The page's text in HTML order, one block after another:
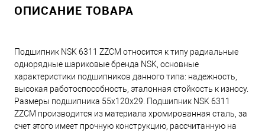
ОПИСАНИЕ ТОВАРА
Подшипник NSK 6311 ZZCM относится к типу радиальные
однорядные шариковые бренда NSK, основные
характеристики подшипников данного типа: надежность,
высокая работоспособность, эталонная стойкость к износу.
Размеры подшипника 55x120x29. Подшипник NSK 6311
ZZCM производится из материала хромированная сталь, за
счет этого имеет прочную конструкцию, рассчитанную на